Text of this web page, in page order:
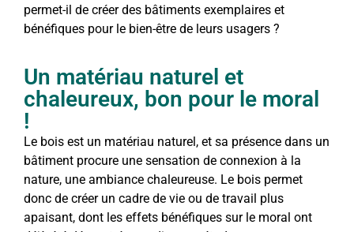
permet-il de créer des bâtiments exemplaires et
bénéfiques pour le bien-être de leurs usagers ?
Un matériau naturel et
chaleureux, bon pour le moral
!
Le bois est un matériau naturel, et sa présence dans un
bâtiment procure une sensation de connexion à la
nature, une ambiance chaleureuse. Le bois permet
donc de créer un cadre de vie ou de travail plus
apaisant, dont les effets bénéfiques sur le moral ont